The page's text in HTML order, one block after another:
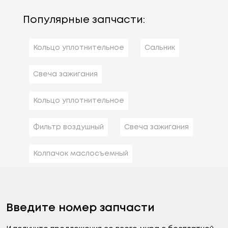
Популярные запчасти:
Кольцо уплотнительное Сальник
Свеча зажигания
Кольцо уплотнительное
Фильтр воздушный Свеча зажигания
Колпачок маслосъемный
Введите номер запчасти